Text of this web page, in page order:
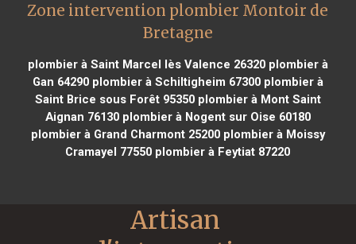
Zone intervention plombier Montoir de
Bretagne
plombier à Saint Marcel lès Valence 26320plombier à
Gan 64290plombier à Schiltigheim 67300plombier à
Saint Brice sous Forêt 95350plombier à Mont Saint
Aignan 76130plombier à Nogent sur Oise 60180
plombier à Grand Charmont 25200plombier à Moissy
Cramayel 77550 plombier à Feytiat 87220
Artisan